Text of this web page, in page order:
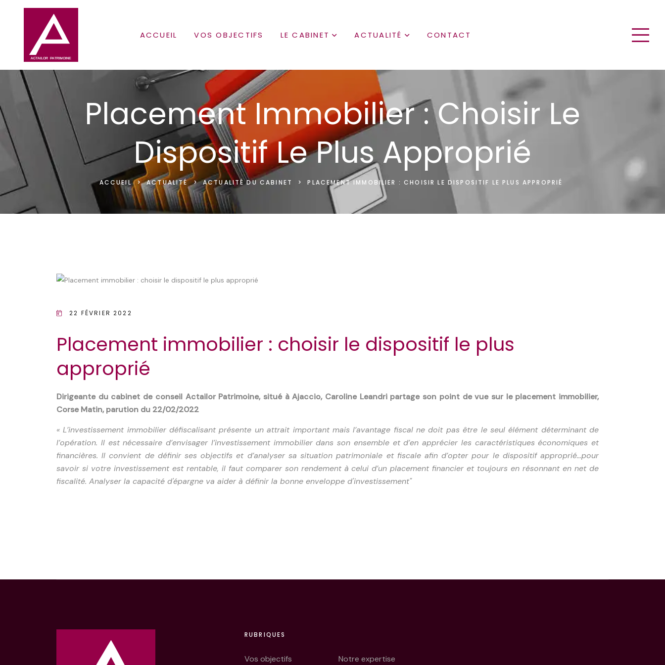
ACCUEIL VOS OBJECTIFS LE CABINET ACTUALITÉ CONTACT
Placement Immobilier : Choisir Le
Dispositif Le Plus Approprié
ACCUEIL > ACTUALITÉ > ACTUALITÉ DU CABINET > PLACEMENT IMMOBILIER : CHOISIR LE DISPOSITIF LE PLUS APPROPRIÉ
22 FÉVRIER 2022
Placement immobilier : choisir le dispositif le plus
approprié
Dirigeante du cabinet de conseil Actailor Patrimoine, situé à Ajaccio, Caroline Leandri partage son point de vue sur le placement immobilier,
Corse Matin, parution du 22/02/2022
« L’investissement immobilier défiscalisant présente un attrait important mais l’avantage fiscal ne doit pas être le seul élément déterminant de
l’opération. Il est nécessaire d’envisager l’investissement immobilier dans son ensemble et d’en apprécier les caractéristiques économiques et
financières. Il convient de définir ses objectifs et d’analyser sa situation patrimoniale et fiscale afin d’opter pour le dispositif approprié...pour
savoir si votre investissement est rentable, il faut comparer son rendement à celui d’un placement financier et toujours en résonnant en net de
fiscalité. Analyser la capacité d'épargne va aider à définir la bonne enveloppe d'investissement"
RUBRIQUES
Vos objectifs Notre expertise